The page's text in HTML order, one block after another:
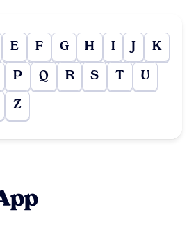
E F G H I J K
P Q R S T U
Z